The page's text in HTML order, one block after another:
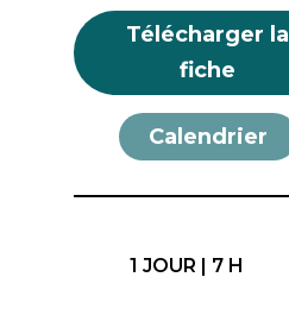
Télécharger la
fiche
Calendrier
1 JOUR | 7 H